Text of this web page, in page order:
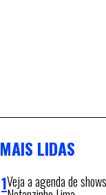
MAIS LIDAS
Veja a agenda de